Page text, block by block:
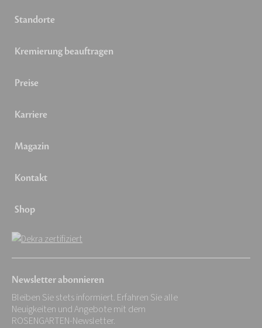
Standorte
Kremierung beauftragen
Preise
Karriere
Magazin
Kontakt
Shop
Newsletter abonnieren
Bleiben Sie stets informiert. Erfahren Sie alle
Neuigkeiten und Angebote mit dem
ROSENGARTEN-Newsletter.